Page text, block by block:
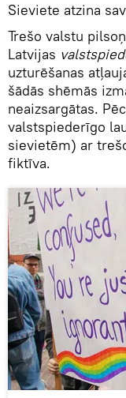
Sieviete atzina
Trešo valstu
Latvijas
uzturēšanas
šādās shēmās
neaizsargātas.
valstspiederīgo
sievietēm) ar
fiktīva.